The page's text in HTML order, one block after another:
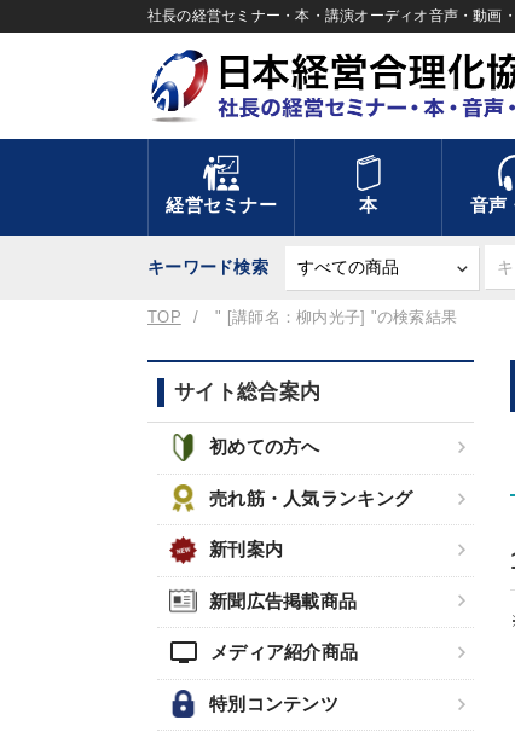
社長の経営セミナー・本・講演オーディオ音声・動画
経営セミナー 本 音声
キーワード検索
TOP " [講師名：柳内光子] "の検索結果
サイト総合案内
初めての方へ
売れ筋・人気ランキング
新刊案内
新聞広告掲載商品
tv メディア紹介商品
特別コンテンツ